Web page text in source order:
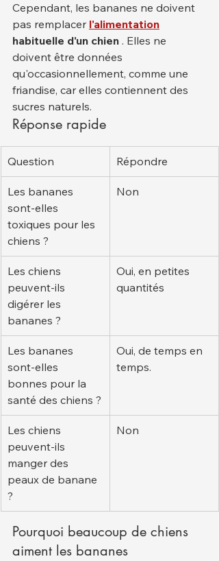
Cependant, les bananes ne doivent
pas remplacer l'alimentation
habituelle d'un chien . Elles ne
doivent être données
qu'occasionnellement, comme une
friandise, car elles contiennent des
sucres naturels.
Réponse rapide
Question Répondre
Les bananes
sont-elles
toxiques pour les
chiens ?
Non
Les chiens
peuvent-ils
digérer les
bananes ?
Oui, en petites
quantités
Les bananes
sont-elles
bonnes pour la
santé des chiens ?
Oui, de temps en
temps.
Les chiens
peuvent-ils
manger des
peaux de banane
?
Non
Pourquoi beaucoup de chiens
aiment les bananes